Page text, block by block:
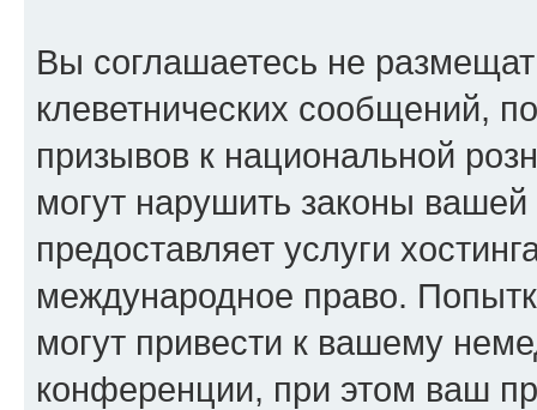
Вы соглашаетесь не
клеветнических сообщений,
призывов к национальной
могут нарушить законы
предоставляет услуги
международное право.
могут привести к вашему
конференции, при этом ваш